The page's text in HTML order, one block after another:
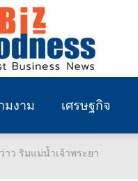
มงาม เศรษฐกิจ
ว ริมแม่น้ำเจ้าพระยา